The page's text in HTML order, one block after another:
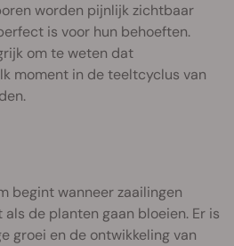
worden pijnlijk zichtbaar
is voor hun behoeften.
om te weten dat
moment in de teeltcyclus van
begint wanneer zaailingen
de planten gaan bloeien. Er is
groei en de ontwikkeling van